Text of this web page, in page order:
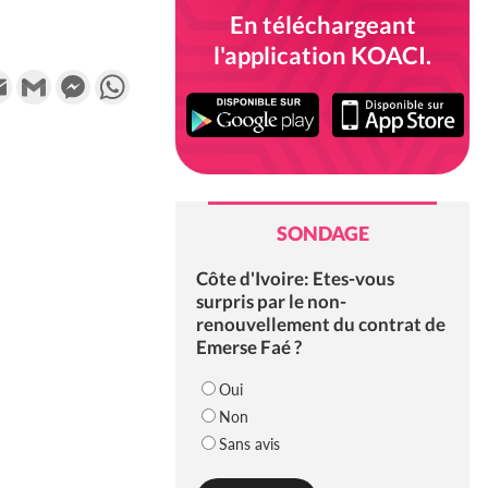
Email Gmail Messenger
En téléchargeant
l'application KOACI.
SONDAGE
Côte d'Ivoire: Etes-vous
surpris par le non-
renouvellement du contrat de
Emerse Faé ?
Oui
Non
Sans avis